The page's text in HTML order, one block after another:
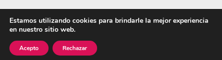
© 2018 - 2024 Disidentia
Estamos utilizando cookies para brindarle la mejor experiencia
en nuestro sitio web.
Acepto Rechazar